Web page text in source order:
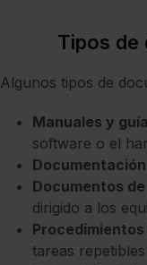
Tipos de
Algunos tipos de
Manuales y
software o el
Documentación
Documentos
dirigido a los
tareas